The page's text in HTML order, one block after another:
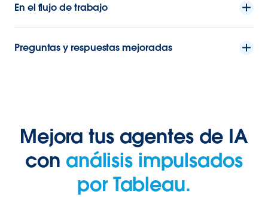
En el flujo de trabajo
Preguntas y respuestas mejoradas
Mejora tus agentes de IA
con análisis impulsados
por Tableau.